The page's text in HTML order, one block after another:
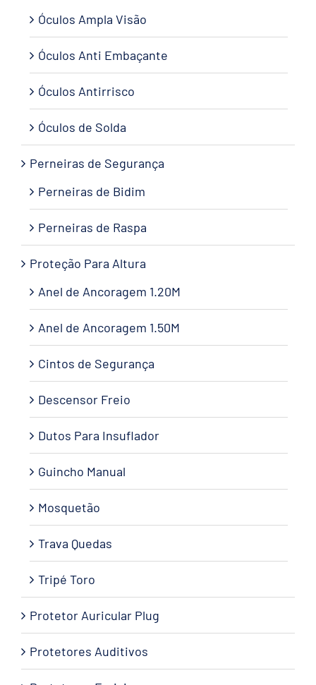
Óculos Ampla Visão
Óculos Anti Embaçante
Óculos Antirrisco
Óculos de Solda
Perneiras de Segurança
Perneiras de Bidim
Perneiras de Raspa
Proteção Para Altura
Anel de Ancoragem 1.20M
Anel de Ancoragem 1.50M
Cintos de Segurança
Descensor Freio
Dutos Para Insuflador
Guincho Manual
Mosquetão
Trava Quedas
Tripé Toro
Protetor Auricular Plug
Protetores Auditivos